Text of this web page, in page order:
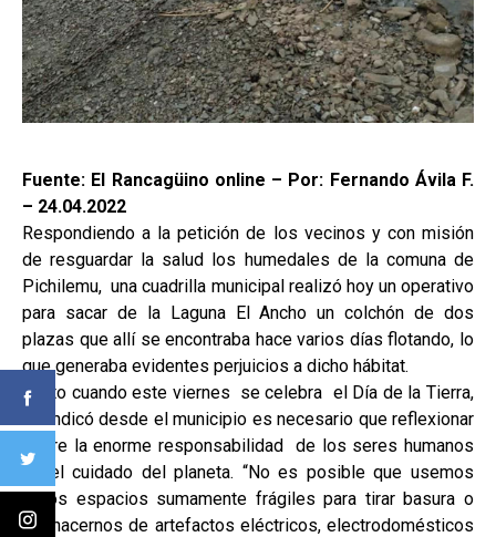
Fuente: El Rancagüino online – Por: Fernando Ávila F.
– 24.04.2022
Respondiendo a la petición de los vecinos y con misión
de resguardar la salud los humedales de la comuna de
Pichilemu, una cuadrilla municipal realizó hoy un operativo
para sacar de la Laguna El Ancho un colchón de dos
plazas que allí se encontraba hace varios días flotando, lo
que generaba evidentes perjuicios a dicho hábitat.
Justo cuando este viernes se celebra el Día de la Tierra,
se indicó desde el municipio es necesario que reflexionar
sobre la enorme responsabilidad de los seres humanos
en el cuidado del planeta. “No es posible que usemos
estos espacios sumamente frágiles para tirar basura o
deshacernos de artefactos eléctricos, electrodomésticos